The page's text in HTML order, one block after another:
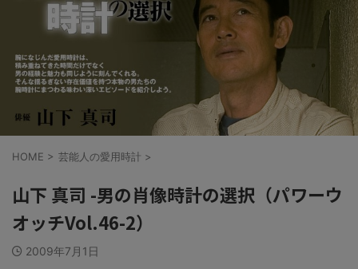
HOME > 芸能人の愛用時計 >
山下 真司 -男の肖像時計の選択（パワーウ
オッチVol.46-2）
2009年7月1日